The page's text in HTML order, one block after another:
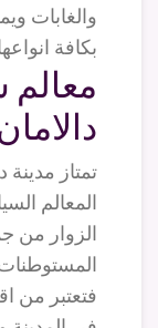
والغابات
بكافة
معالم
تمتاز مدينة
المعالم
الزوار من
فتعتبر من